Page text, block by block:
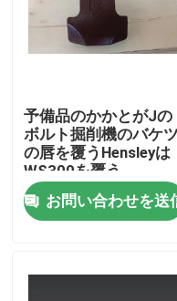
家
予備品のかかとがJの
ボルト掘削機のバケツ
の唇を覆うHensleyは
WS300を覆う
お問い合わせを送